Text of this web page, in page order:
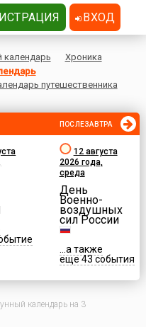
Хроника
путешественника
ПОСЛЕЗАВТРА
12 августа
2026 года,
среда
День
Военно-
воздушных
сил России
...а также
еще 43 события
календарь на 3
ВХОД